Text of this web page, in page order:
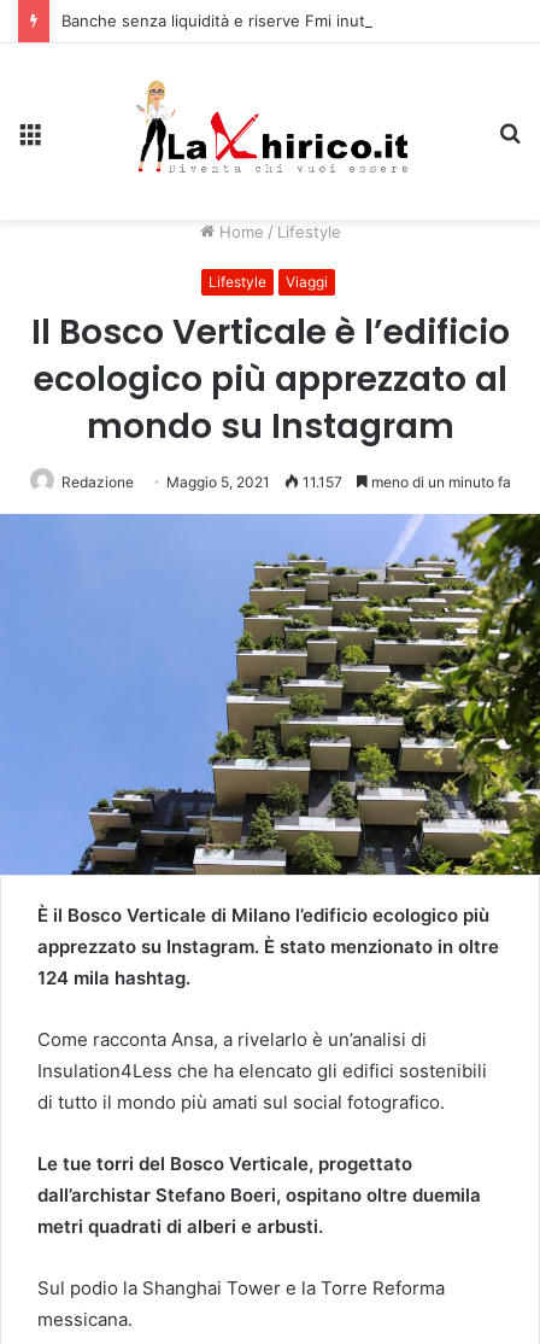
Home / Lifestyle
Lifestyle Viaggi
Il Bosco Verticale è l’edificio
ecologico più apprezzato al
mondo su Instagram
Redazione Maggio 5, 2021 11.157 meno di un minuto fa
È il Bosco Verticale di Milano l’edificio ecologico più
apprezzato su Instagram. È stato menzionato in oltre
124 mila hashtag.
Come racconta Ansa, a rivelarlo è un’analisi di
Insulation4Less che ha elencato gli edifici sostenibili
di tutto il mondo più amati sul social fotografico.
Le tue torri del Bosco Verticale, progettato
dall’archistar Stefano Boeri, ospitano oltre duemila
metri quadrati di alberi e arbusti.
Sul podio la Shanghai Tower e la Torre Reforma
messicana.